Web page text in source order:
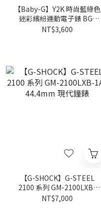
【Baby-G】Y2K 時尚藍綠色
迷彩繽紛運動電子錶 BG-
169CM-2D 42.6mm 現代鐘
NT$3,600
【G-SHOCK】G-STEEL
2100 系列 GM-2100LXB-
1A9 44.4mm 現代鐘錶
NT$7,000